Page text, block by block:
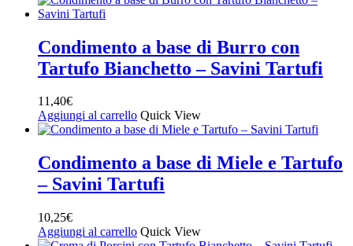
Condimento a base di Burro con
Tartufo Bianchetto – Savini Tartufi
11,40€
Aggiungi al carrello Quick View
Condimento a base di Miele e Tartufo
– Savini Tartufi
10,25€
Aggiungi al carrello Quick View